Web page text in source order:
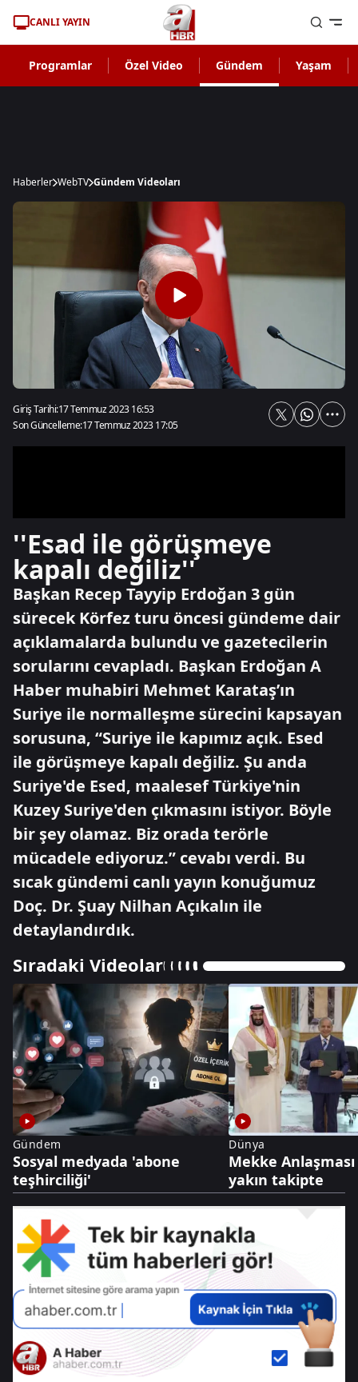
CANLI YAYIN
Programlar Özel Video Gündem Yaşam
Haberler WebTV Gündem Videoları
Giriş Tarihi:17 Temmuz 2023 16:53
Son Güncelleme:17 Temmuz 2023 17:05
''Esad ile görüşmeye
kapalı değiliz''
Başkan Recep Tayyip Erdoğan 3 gün
sürecek Körfez turu öncesi gündeme dair
açıklamalarda bulundu ve gazetecilerin
sorularını cevapladı. Başkan Erdoğan A
Haber muhabiri Mehmet Karataş’ın
Suriye ile normalleşme sürecini kapsayan
sorusuna, “Suriye ile kapımız açık. Esed
ile görüşmeye kapalı değiliz. Şu anda
Suriye'de Esed, maalesef Türkiye'nin
Kuzey Suriye'den çıkmasını istiyor. Böyle
bir şey olamaz. Biz orada terörle
mücadele ediyoruz.” cevabı verdi. Bu
sıcak gündemi canlı yayın konuğumuz
Doç. Dr. Şuay Nilhan Açıkalın ile
detaylandırdık.
Sıradaki Videolar
Gündem
Sosyal medyada 'abone
teşhirciliği'
Dünya
Mekke Anlaşması
yakın takipte